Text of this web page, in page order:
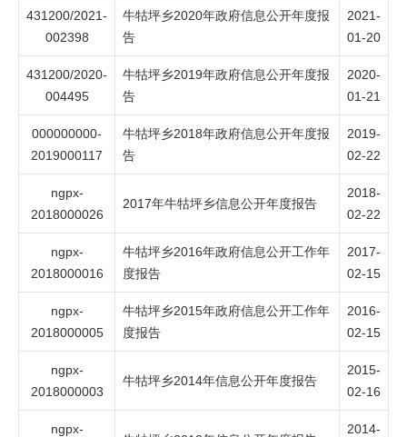
431200/2021-
002398
牛牯坪乡2020年政府信息公开年度报
告
2021-
01-20
431200/2020-
004495
牛牯坪乡2019年政府信息公开年度报
告
2020-
01-21
000000000-
2019000117
牛牯坪乡2018年政府信息公开年度报
告
2019-
02-22
ngpx-
2018000026
2017年牛牯坪乡信息公开年度报告
2018-
02-22
ngpx-
2018000016
牛牯坪乡2016年政府信息公开工作年
度报告
2017-
02-15
ngpx-
2018000005
牛牯坪乡2015年政府信息公开工作年
度报告
2016-
02-15
ngpx-
2018000003
牛牯坪乡2014年信息公开年度报告
2015-
02-16
ngpx- 2014-